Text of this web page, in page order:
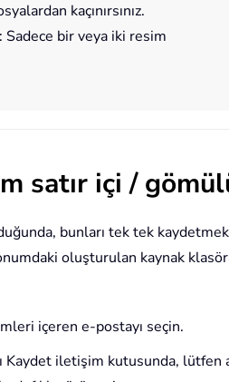
kaçınırsınız.
: Sadece bir veya iki resim
satır içi /
bunları tek tek
oluşturulan kaynak
içeren e-postayı seçin.
Kaydet iletişim kutusunda, lütfen